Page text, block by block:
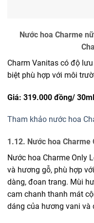
Nước hoa Charme
Charm Vanitas có độ
biệt phù hợp với môi
Giá: 319.000 đồng/ 30ml
Tham khảo nước hoa
1.12. Nước hoa Charme
Nước hoa Charme Only
và hương gỗ, phù hợp
dàng, đoan trang. Mùi
cam chanh thanh mát
dáng của hương vani và